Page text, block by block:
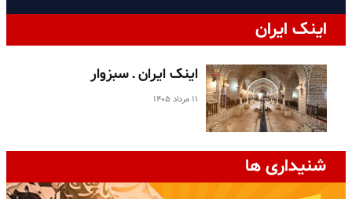
اینک ایران
اینک ایران ـ سبزوار
۱۱ مرداد ۱۴۰۵
شنیداری ها